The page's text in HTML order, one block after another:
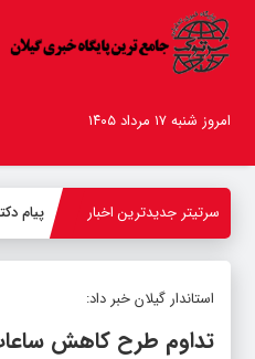
امروز شنبه ۱۷ مرداد ۱۴۰۵
سرتیتر جدیدترین اخبار پیام
استاندار گیلان خبر داد:
تداوم طرح کاهش ساعات